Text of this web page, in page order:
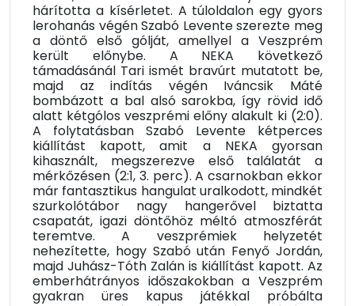
hárította a kísérletet. A túloldalon egy gyors
lerohanás végén Szabó Levente szerezte meg
a döntő első gólját, amellyel a Veszprém
került előnybe. A NEKA következő
támadásánál Tari ismét bravúrt mutatott be,
majd az indítás végén Iváncsik Máté
bombázott a bal alsó sarokba, így rövid idő
alatt kétgólos veszprémi előny alakult ki (2:0).
A folytatásban Szabó Levente kétperces
kiállítást kapott, amit a NEKA gyorsan
kihasznált, megszerezve első találatát a
mérkőzésen (2:1, 3. perc). A csarnokban ekkor
már fantasztikus hangulat uralkodott, mindkét
szurkolótábor nagy hangerővel biztatta
csapatát, igazi döntőhöz méltó atmoszférát
teremtve. A veszprémiek helyzetét
nehezítette, hogy Szabó után Fenyő Jordán,
majd Juhász-Tóth Zalán is kiállítást kapott. Az
emberhátrányos időszakokban a Veszprém
gyakran üres kapus játékkal próbálta